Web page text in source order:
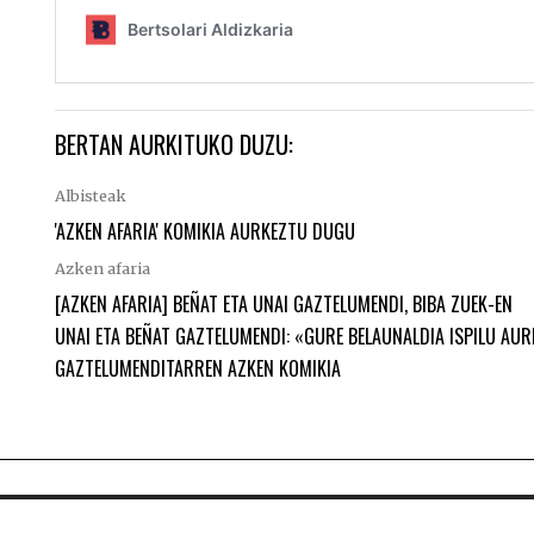
BERTAN AURKITUKO DUZU:
Albisteak
'AZKEN AFARIA' KOMIKIA AURKEZTU DUGU
Azken afaria
[AZKEN AFARIA] BEÑAT ETA UNAI GAZTELUMENDI, BIBA ZUEK-EN
UNAI ETA BEÑAT GAZTELUMENDI: «GURE BELAUNALDIA ISPILU
GAZTELUMENDITARREN AZKEN KOMIKIA